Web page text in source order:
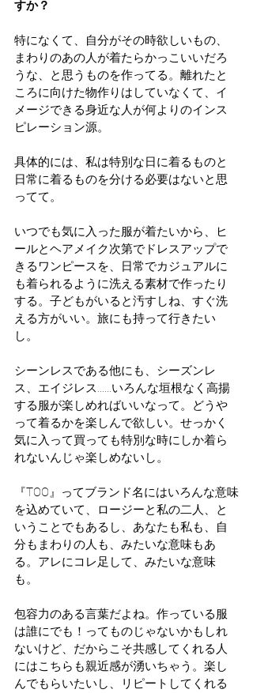
すか？
特になくて、自分がその時欲しいもの、
まわりのあの人が着たらかっこいいだろ
うな、と思うものを作ってる。離れたと
ころに向けた物作りはしていなくて、イ
メージできる身近な人が何よりのインス
ピレーション源。
具体的には、私は特別な日に着るものと
日常に着るものを分ける必要はないと思
ってて。
いつでも気に入った服が着たいから、ヒ
ールとヘアメイク次第でドレスアップで
きるワンピースを、日常でカジュアルに
も着られるように洗える素材で作ったり
する。子どもがいると汚すしね、すぐ洗
える方がいい。旅にも持って行きたい
し。
シーンレスである他にも、シーズンレ
ス、エイジレス……いろんな垣根なく高揚
する服が楽しめればいいなって。どうや
って着るかを楽しんで欲しい。せっかく
気に入って買っても特別な時にしか着ら
れないんじゃ楽しめないし。
『TOO』ってブランド名にはいろんな意味
を込めていて、ロージーと私の二人、と
いうことでもあるし、あなたも私も、自
分もまわりの人も、みたいな意味もあ
る。アレにコレ足して、みたいな意味
も。
包容力のある言葉だよね。作っている服
は誰にでも！ってものじゃないかもしれ
ないけど、だからこそ共感してくれる人
にはこちらも親近感が湧いちゃう。楽し
んでもらいたいし、リピートしてくれる